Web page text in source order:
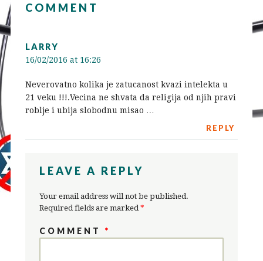
COMMENT
LARRY
16/02/2016 at 16:26
Neverovatno kolika je zatucanost kvazi intelekta u
21 veku !!!.Vecina ne shvata da religija od njih pravi
roblje i ubija slobodnu misao …
REPLY
LEAVE A REPLY
Your email address will not be published.
Required fields are marked*
COMMENT*